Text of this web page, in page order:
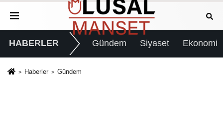
HABERLER Gündem Siyaset Ekonomi
Haberler Gündem